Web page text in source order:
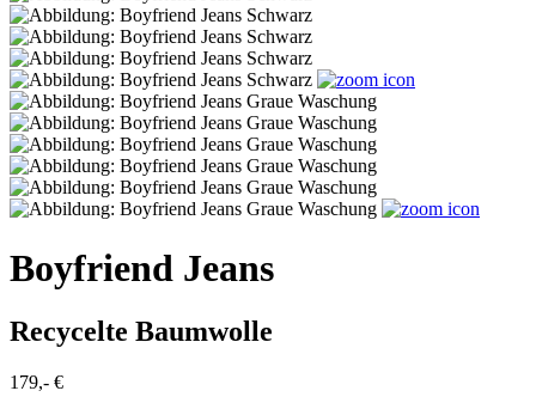
Boyfriend Jeans
Recycelte Baumwolle
179,- €